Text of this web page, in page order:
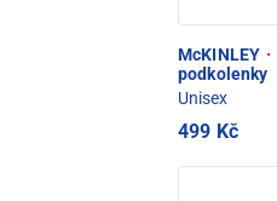
McKINLEY ·
podkolenky
Unisex
499 Kč